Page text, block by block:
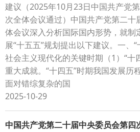
建议（2025年10月23日中国共产党
次全体会议通过）中国共产党第二十
体会议深入分析国际国内形势，就制
展“十五五”规划提出以下建议。一、
社会主义现代化的关键时期（1）“十
重大成就。“十四五”时期我国发展历
面对错综复杂的国
2025-10-29
中国共产党第二十届中央委员会第四